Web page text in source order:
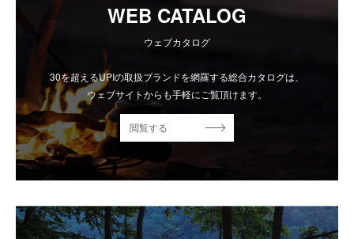
WEB CATALOG
ウェブカタログ
30を超えるUPIの取扱ブランドを網羅する総合カタログは、
ウェブサイトからも手軽にご覧頂けます。
閲覧する